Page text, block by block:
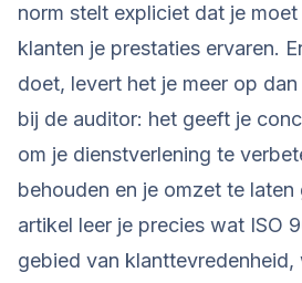
norm stelt expliciet dat je
klanten je prestaties ervaren.
doet, levert het je meer op
bij de auditor: het geeft je
om je dienstverlening te
behouden en je omzet te laten
artikel leer je precies wat ISO
gebied van klanttevredenheid,